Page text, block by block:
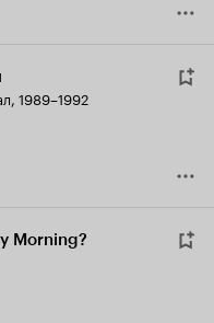
1989–1992
Morning?